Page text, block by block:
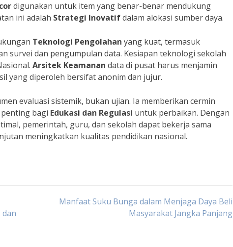
digunakan untuk item yang benar-benar mendukung
ini adalah Strategi Inovatifdalam alokasi sumber daya.
Teknologi Pengolahan yang kuat, termasuk
survei dan pengumpulan data. Kesiapan teknologi sekolah
Arsitek Keamanan data di pusat harus menjamin
yang diperoleh bersifat anonim dan jujur.
evaluasi sistemik, bukan ujian. Ia memberikan cermin
bagi Edukasi dan Regulasi untuk perbaikan. Dengan
pemerintah, guru, dan sekolah dapat bekerja sama
meningkatkan kualitas pendidikan nasional.
dan
Manfaat Suku Bunga dalam Menjaga Daya Beli
Masyarakat Jangka Panjang